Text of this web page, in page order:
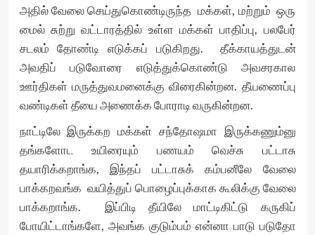
அதில் வேலை செய்துகொண்டிருந்த மக்கள், மற்றும் ஒரு
மைல் சுற்று வட்டாரத்தில் உள்ள மக்கள் பாதிப்பு, பலபேர்
சடலம் தோண்டி எடுக்கப் படுகிறது. தீக்காயத்துடன்
அவதிப் படுவோரை எடுத்துக்கொண்டு அவசரகால
ஊர்திகள் மருத்துவமனைக்கு விரைகின்றன. தீயணைப்பு
வண்டிகள் தீயை அணைக்க போராடி வருகின்றன.
நாட்டிலே இருக்கற மக்கள் சந்தோஷமா இருக்கணும்னு
தங்களோட உயிரையும் பணயம் வெச்சு பட்டாசு
தயாரிக்கறாங்க, இந்தப் பட்டாசுக் கம்பனீலே வேலை
பாக்கறவங்க வயித்துப் பொழைப்புக்காக கூலிக்கு வேலை
பாக்கறாங்க. இப்பிடி தீயிலே மாட்டிகிட்டு கருகிப்
போயிட்டாங்களே, அவங்க குடும்பம் என்னா பாடு படுதோ